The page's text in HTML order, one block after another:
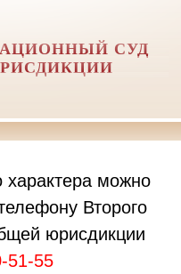
СУД
характера можно
Второго
юрисдикции
51-55